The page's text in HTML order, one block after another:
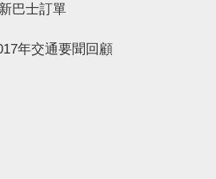
巴士訂單
年交通要聞回顧